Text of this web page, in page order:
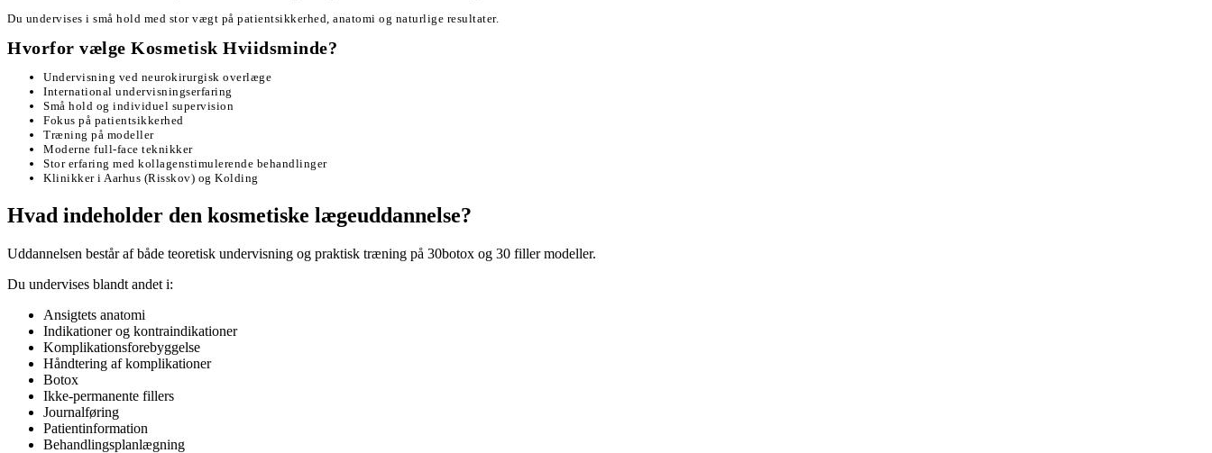
Du undervises i små hold med stor vægt på patientsikkerhed, anatomi og naturlige resultater.
Hvorfor vælge Kosmetisk Hviidsminde?
Undervisning ved neurokirurgisk overlæge
International undervisningserfaring
Små hold og individuel supervision
Fokus på patientsikkerhed
Træning på modeller
Moderne full-face teknikker
Stor erfaring med kollagenstimulerende behandlinger
Klinikker i Aarhus (Risskov) og Kolding
Hvad indeholder den kosmetiske lægeuddannelse?
Uddannelsen består af både teoretisk undervisning og praktisk træning på 30botox og 30 filler modeller.
Du undervises blandt andet i:
Ansigtets anatomi
Indikationer og kontraindikationer
Komplikationsforebyggelse
Håndtering af komplikationer
Botox
Ikke-permanente fillers
Journalføring
Patientinformation
Behandlingsplanlægning